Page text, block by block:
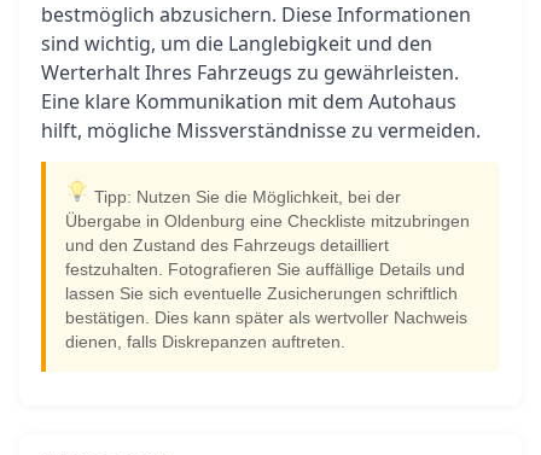
bestmöglich abzusichern. Diese Informationen
sind wichtig, um die Langlebigkeit und den
Werterhalt Ihres Fahrzeugs zu gewährleisten.
Eine klare Kommunikation mit dem Autohaus
hilft, mögliche Missverständnisse zu vermeiden.
Tipp: Nutzen Sie die Möglichkeit, bei der
Übergabe in Oldenburg eine Checkliste mitzubringen
und den Zustand des Fahrzeugs detailliert
festzuhalten. Fotografieren Sie auffällige Details und
lassen Sie sich eventuelle Zusicherungen schriftlich
bestätigen. Dies kann später als wertvoller Nachweis
dienen, falls Diskrepanzen auftreten.